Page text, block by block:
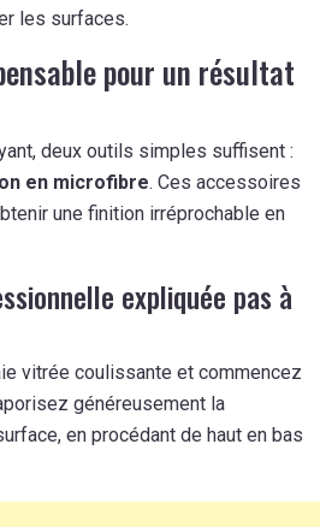
les surfaces.
pour un résultat
deux outils simples suffisent :
en microfibre. Ces accessoires
une finition irréprochable en
expliquée pas à
vitrée coulissante et commencez
généreusement la
en procédant de haut en bas